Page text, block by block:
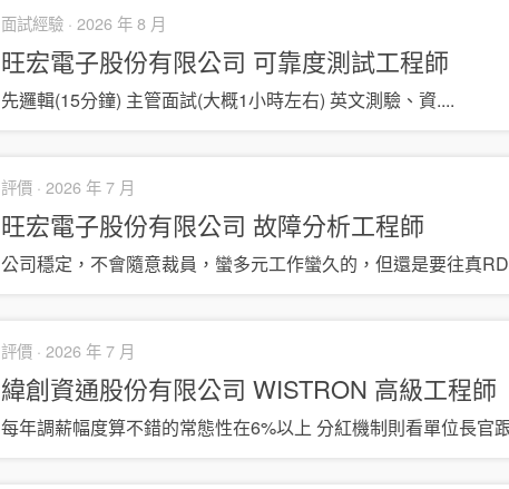
面試經驗 · 2026 年 8 月
旺宏電子股份有限公司 可靠度測試工程師
先邏輯(15分鐘) 主管面試(大概1小時左右) 英文測驗、資....
評價 · 2026 年 7 月
旺宏電子股份有限公司 故障分析工程師
公司穩定，不會隨意裁員，蠻多元工作蠻久的，但還是要往真
評價 · 2026 年 7 月
緯創資通股份有限公司 WISTRON 高級工程師
每年調薪幅度算不錯的常態性在6%以上 分紅機制則看單位長官